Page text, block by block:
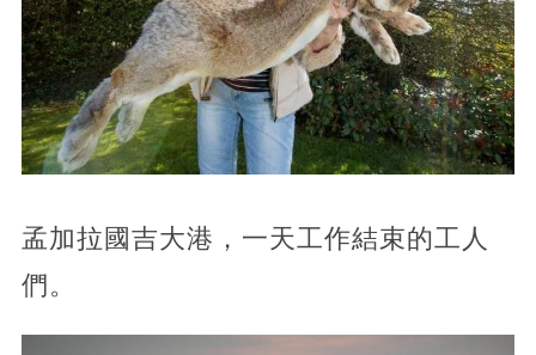
孟加拉國吉大港，一天工作結束的工人
們。